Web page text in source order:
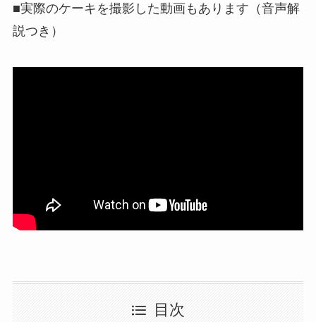
■実際のケーキを撮影した動画もあります（音声解
説つき）
目次